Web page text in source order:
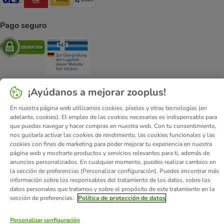
Pago seguro
Security
Quiénes somos Empleo Corporate Website
Aviso Legal
Condiciones comerciales generales
DSA
Formulario de desistimiento
Contacto
Gastos de envío y plazo de entrega
Formas de pago
Programa de afiliación
Protección de datos
Declaración de accesibilidad
© zooplus SE 2026
¡Ayúdanos a mejorar zooplus!
En nuestra página web utilizamos cookies, píxeles y otras tecnologías (en
adelante, cookies). El empleo de las cookies necesarias es indispensable para
que puedas navegar y hacer compras en nuestra web. Con tu consentimiento,
nos gustaría activar las cookies de rendimiento, las cookies funcionales y las
cookies con fines de marketing para poder mejorar tu experiencia en nuestra
página web y mostrarte productos y servicios relevantes para ti, además de
anuncios personalizados. En cualquier momento, puedes realizar cambios en
la sección de preferencias (Personalizar configuración). Puedes encontrar más
información sobre los responsables del tratamiento de los datos, sobre los
datos personales que tratamos y sobre el propósito de este tratamiento en la
sección de preferencias.
Política de protección de datos
Personalizar configuración